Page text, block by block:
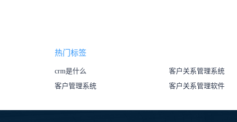
热门标签
crm是什么 客户关系管理系统
客户管理系统
客户关系管理软件